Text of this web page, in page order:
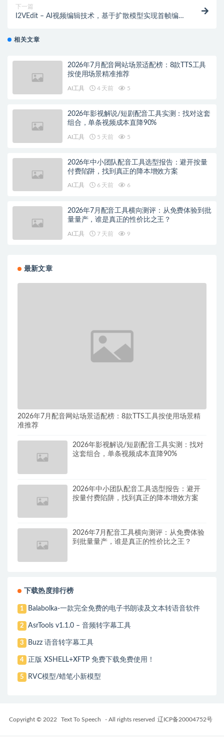
下一篇
I2VEdit – AI视频编辑技术，基于扩散模型实现首帧编辑
相关文章
2026年7月配音网站场景适配榜：8款TTS工具
按使用场景精准推荐
AI工具 4 天前 5
2026年影视解说/短剧配音工具实测：找对这套
组合，单条视频成本直降90%
AI工具 5 天前 5
2026年中小团队配音工具选型报告：避开按量
付费陷阱，找到真正的降本增效方案
AI工具 6 天前 6
2026年7月配音工具横向测评：从免费体验到批
量量产，谁是真正的性价比之王？
AI工具 7 天前 9
最新文章
2026年7月配音网站场景适配榜：8款TTS工具按使用场景精
准推荐
2026年影视解说/短剧配音工具实测：找对
这套组合，单条视频成本直降90%
2026年中小团队配音工具选型报告：避开
按量付费陷阱，找到真正的降本增效方案
2026年7月配音工具横向测评：从免费体验
到批量量产，谁是真正的性价比之王？
下载热度排行榜
1 Balabolka-一款完全免费的电子书朗读及文本转语音软件
2 AsrTools v1.1.0 – 音频转字幕工具
3 Buzz 语音转字幕工具
4 正版 XSHELL+XFTP 免费下载免费使用！
5 RVC模型/蜡笔小新模型
Copyright © 2022 Text To Speech - All rights reserved 辽ICP备20004752号